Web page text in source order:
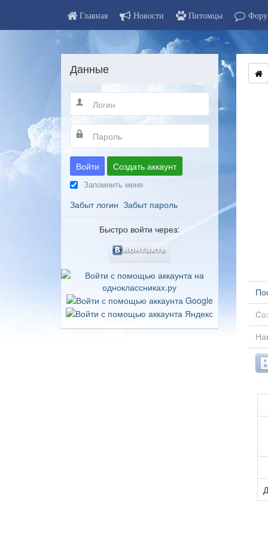
Главная Новости Питомцы
Данные
Войти Создать аккаунт
Запомнить меня
Забыт логин Забыт пароль
Быстро войти через: